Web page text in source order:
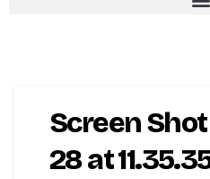
Screen
28 at